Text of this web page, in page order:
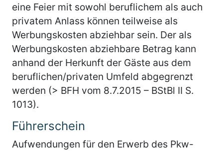
eine Feier mit sowohl beruflichem als auch
privatem Anlass können teilweise als
Werbungskosten abziehbar sein. Der als
Werbungskosten abziehbare Betrag kann
anhand der Herkunft der Gäste aus dem
beruflichen/privaten Umfeld abgegrenzt
werden (> BFH vom 8.7.2015 – BStBl II S.
1013).
Führerschein
Aufwendungen für den Erwerb des Pkw-